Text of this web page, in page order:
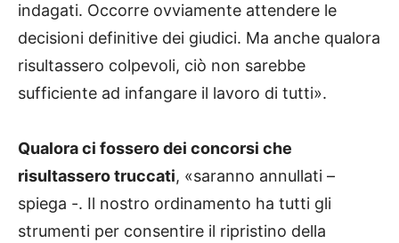
indagati. Occorre ovviamente attendere le
decisioni definitive dei giudici. Ma anche qualora
risultassero colpevoli, ciò non sarebbe
sufficiente ad infangare il lavoro di tutti».
Qualora ci fossero dei concorsi che
risultassero truccati, «saranno annullati –
spiega -. Il nostro ordinamento ha tutti gli
strumenti per consentire il ripristino della